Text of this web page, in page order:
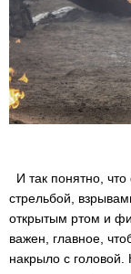
И так понятно,
стрельбой,
открытым ртом и
важен, главное,
накрыло с головой.